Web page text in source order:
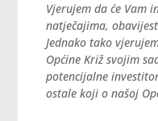
Vjerujem da će Vam
natječajima,
Jednako tako
Općine Križ svojim
potencijalne
ostale koji o našoj